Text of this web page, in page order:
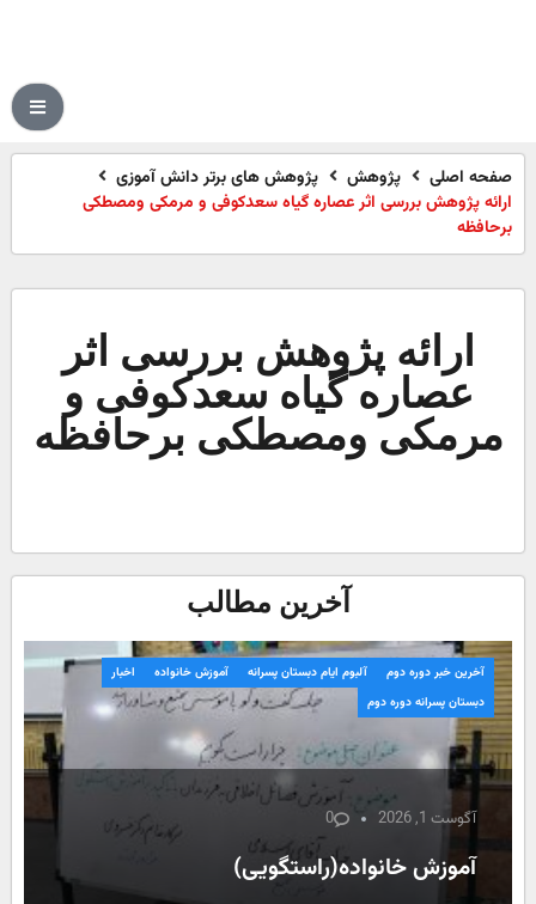
صفحه اصلی پژوهش
پژوهش های برتر دانش آموزی
ارائه پژوهش بررسی اثر عصاره گیاه سعدکوفی و مرمکی ومصطکی
برحافظه
ارائه پژوهش بررسی اثر
عصاره گیاه سعدکوفی و
مرمکی ومصطکی برحافظه
آخرین مطالب
آگوست 1, 2026 0
آموزش خانواده(راستگویی)
آخرین خبر دوره دوم آلبوم ایام دبستان پسرانه آموزش خانواده
اخبار
دبستان پسرانه دوره دوم